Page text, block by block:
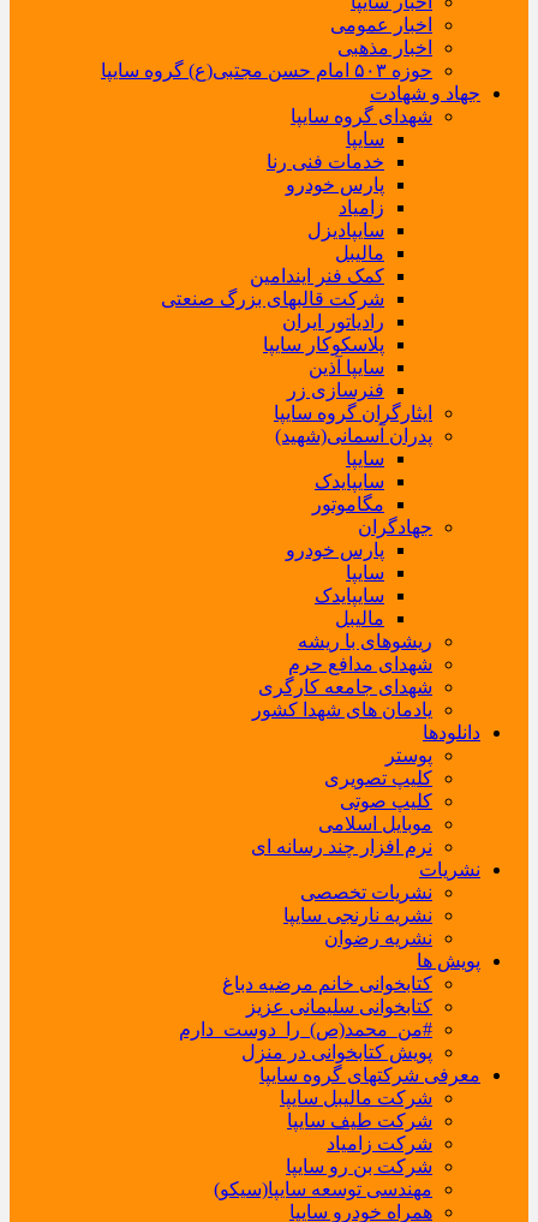
اخبار عمومی
اخبار مذهبی
حوزه ۵۰۳ امام حسن مجتبی(ع) گروه سایپا
جهاد و شهادت
شهدای گروه سایپا
سایپا
خدمات فنی رنا
پارس خودرو
زامیاد
سایپادیزل
مالیبل
کمک فنر ایندامین
شرکت قالبهای بزرگ صنعتی
رادیاتور ایران
پلاسکوکار سایپا
سایپا آذین
فنرسازی زر
ایثارگران گروه سایپا
پدران آسمانی(شهید)
سایپا
سایپایدک
مگاموتور
جهادگران
پارس خودرو
سایپا
سایپایدک
مالیبل
ریشوهای با ریشه
شهدای مدافع حرم
شهدای جامعه کارگری
یادمان های شهدا کشور
دانلودها
پوستر
کلیپ تصویری
کلیپ صوتی
موبایل اسلامی
نرم افزار چند رسانه ای
نشریات
نشریات تخصصی
نشریه نارنجی سایپا
نشریه رضوان
پویش ها
کتابخوانی خانم مرضیه دباغ
کتابخوانی سلیمانی عزیز
#من_محمد(ص)_را_دوست_دارم
پویش کتابخوانی در منزل
معرفی شرکتهای گروه سایپا
شرکت مالیبل سایپا
شرکت طیف سایپا
شرکت زامیاد
شرکت بن رو سایپا
مهندسی توسعه سایپا(سیکو)
همراه خودرو سایپا